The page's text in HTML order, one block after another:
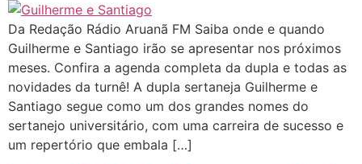
Da Redação Rádio Aruanã FM Saiba onde e quando
Guilherme e Santiago irão se apresentar nos próximos
meses. Confira a agenda completa da dupla e todas as
novidades da turnê! A dupla sertaneja Guilherme e
Santiago segue como um dos grandes nomes do
sertanejo universitário, com uma carreira de sucesso e
um repertório que embala […]